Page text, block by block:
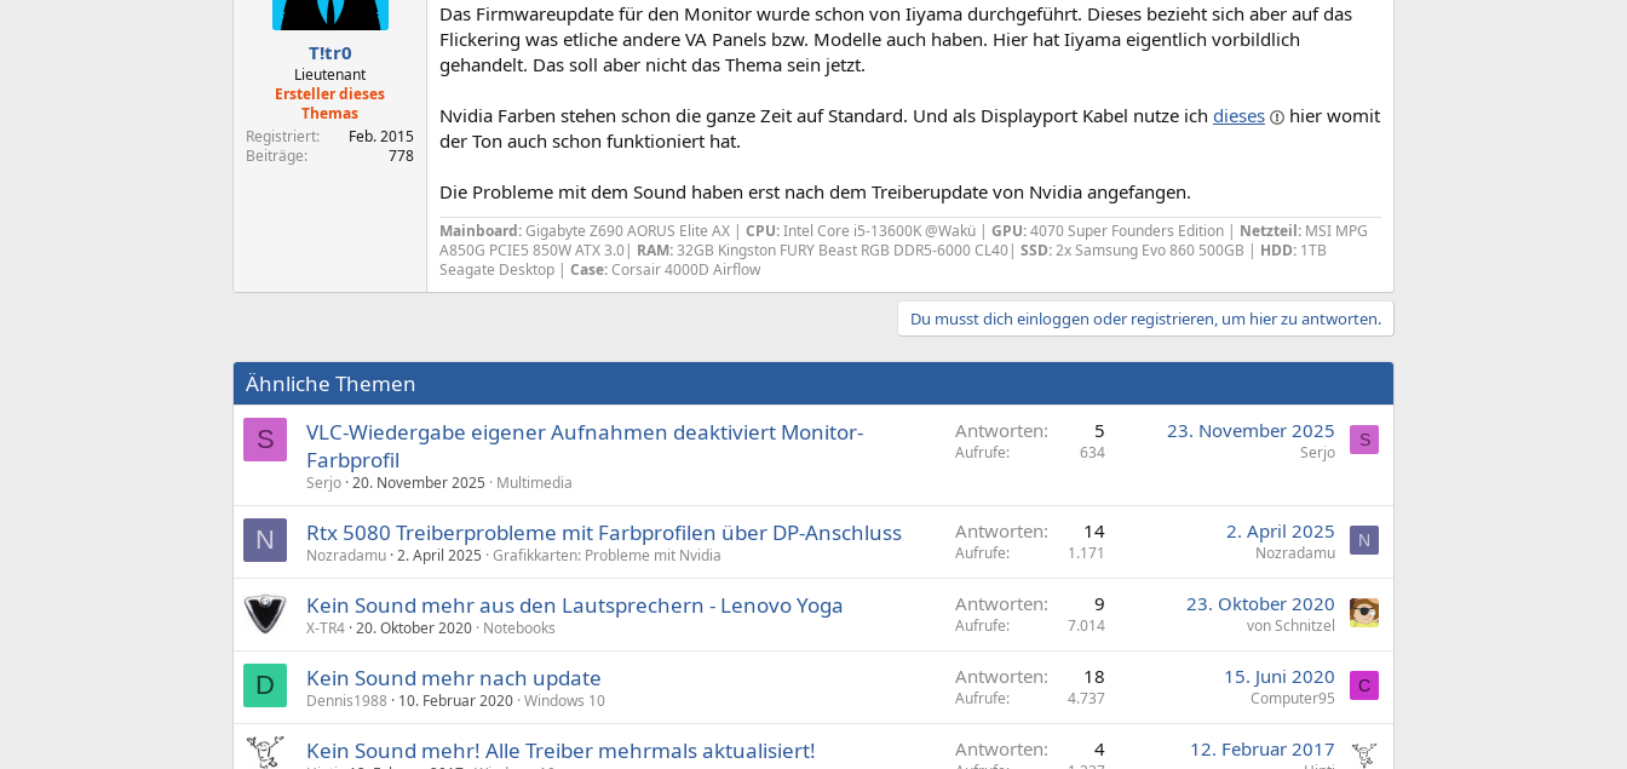
T!tr0
Lieutenant
Ersteller dieses
Themas
Registriert
Feb. 2015
Beiträge
778
Das Firmwareupdate für den Monitor wurde schon von Iiyama durchgeführt. Dieses bezieht sich aber auf das
Flickering was etliche andere VA Panels bzw. Modelle auch haben. Hier hat Iiyama eigentlich vorbildlich
gehandelt. Das soll aber nicht das Thema sein jetzt.
Nvidia Farben stehen schon die ganze Zeit auf Standard. Und als Displayport Kabel nutze ich dieses
hier womit
der Ton auch schon funktioniert hat.
Die Probleme mit dem Sound haben erst nach dem Treiberupdate von Nvidia angefangen.
Mainboard:Gigabyte Z690 AORUS Elite AX | CPU:Intel Core i5-13600K @Wakü | GPU:4070 Super Founders Edition | Netzteil: MSI MPG
A850G PCIE5 850W ATX 3.0| RAM:32GB Kingston FURY Beast RGB DDR5-6000 CL40| SSD:2x Samsung Evo 860 500GB | HDD: 1TB
Seagate Desktop | Case:Corsair 4000D Airflow
Du musst dich einloggen oder registrieren, um hier zu antworten.
Ähnliche Themen
S
VLC-Wiedergabe eigener Aufnahmen deaktiviert Monitor-
Farbprofil
Serjo 20. November 2025 Multimedia
Antworten 5
Aufrufe 634
23. November 2025
Serjo
S
N Rtx 5080 Treiberprobleme mit Farbprofilen über DP-Anschluss
Nozradamu 2. April 2025 Grafikkarten: Probleme mit Nvidia
Antworten 14
Aufrufe 1.171
2. April 2025
Nozradamu
N
Kein Sound mehr aus den Lautsprechern - Lenovo Yoga
X-TR4 20. Oktober 2020 Notebooks
Antworten 9
Aufrufe 7.014
23. Oktober 2020
von Schnitzel
D Kein Sound mehr nach update
Dennis1988 10. Februar 2020 Windows 10
Antworten 18
Aufrufe 4.737
15. Juni 2020
Computer95
C
Kein Sound mehr! Alle Treiber mehrmals aktualisiert! Antworten 4 12. Februar 2017